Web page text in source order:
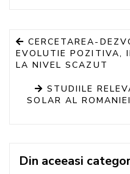
CERCETAREA-
EVOLUTIE POZITIVA,
LA NIVEL SCAZUT
STUDIILE
SOLAR AL
Din aceeasi